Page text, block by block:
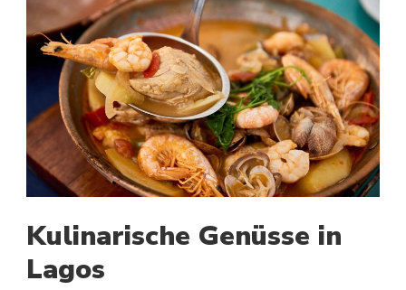
Kulinarische Genüsse in
Lagos